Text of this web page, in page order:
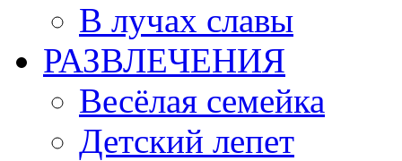
В лучах славы
РАЗВЛЕЧЕНИЯ
Весёлая семейка
Детский лепет